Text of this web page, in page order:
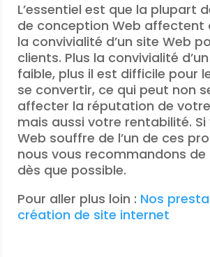
L’essentiel est que la plupart
de conception Web affectent
la convivialité d’un site Web
clients. Plus la convivialité
faible, plus il est difficile pour
se convertir, ce qui peut non
affecter la réputation de
mais aussi votre rentabilité.
Web souffre de l’un de ces
nous vous recommandons de
dès que possible.
Pour aller plus loin : Nos
création de site internet